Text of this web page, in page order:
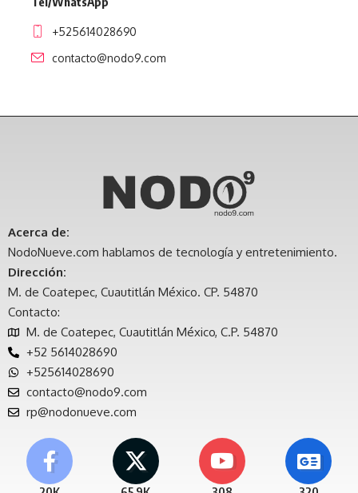
+525614028690
contacto@nodo9.com
Acerca de:
NodoNueve.com hablamos de tecnología y entretenimiento.
Dirección:
M. de Coatepec, Cuautitlán México. CP. 54870
Contacto:
M. de Coatepec, Cuautitlán México, C.P. 54870
+52 5614028690
+525614028690
contacto@nodo9.com
rp@nodonueve.com